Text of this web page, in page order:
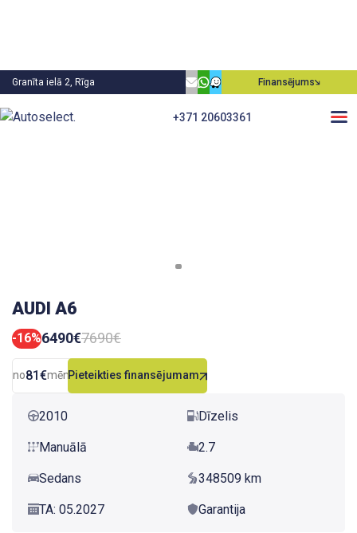
Granīta ielā 2, Rīga Finansējums
+371 20603361
AUDI A6
-16%6490€7690€
no81€mēn.Pieteikties finansējumam
2010 Dīzelis
Manuālā 2.7
Sedans 348509 km
TA: 05.2027 Garantija